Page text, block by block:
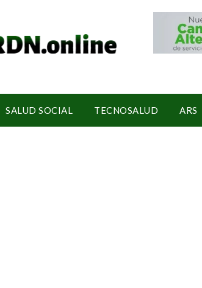
SALUD SOCIAL TECNOSALUD ARS